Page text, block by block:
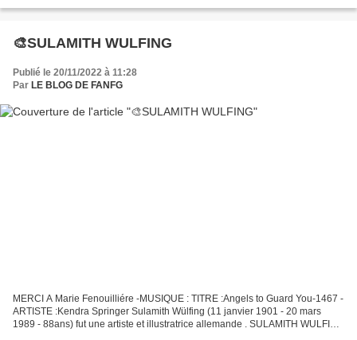
🎨SULAMITH WULFING
Publié le 20/11/2022 à 11:28
Par LE BLOG DE FANFG
MERCI A Marie Fenouilliére -MUSIQUE : TITRE :Angels to Guard You-1467 -
ARTISTE :Kendra Springer Sulamith Wülfing (11 janvier 1901 - 20 mars
1989 - 88ans) fut une artiste et illustratrice allemande . SULAMITH WULFING